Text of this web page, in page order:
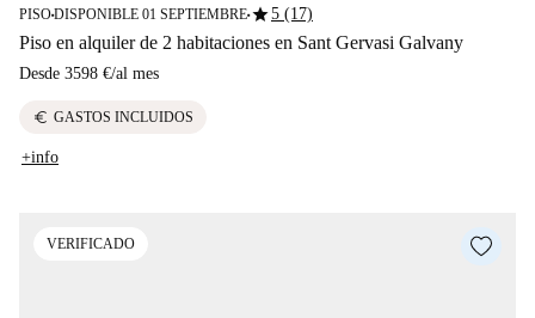
PISO■DISPONIBLE 01 SEPTIEMBRE■star5 (17)
Piso en alquiler de 2 habitaciones en Sant Gervasi Galvany
Desde 3598 €/al mes
euro GASTOS INCLUIDOS
+info
VERIFICADO